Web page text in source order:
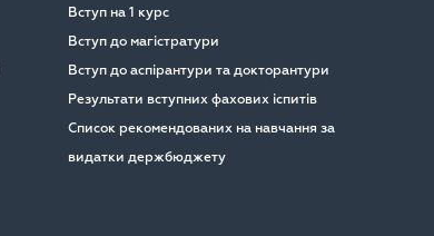
Вступ на 1 курс
Вступ до магістратури
Вступ до аспірантури та докторантури
Результати вступних фахових іспитів
Список рекомендованих на навчання за
видатки держбюджету